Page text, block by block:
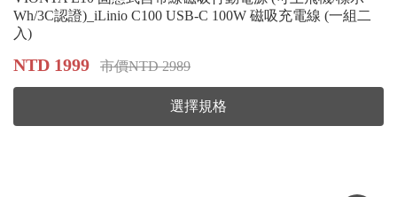
Wh/3C認證)_iLinio C100 USB-C 100W 磁吸充電線 (一組二
入)
NTD 1999 市價NTD 2989
選擇規格